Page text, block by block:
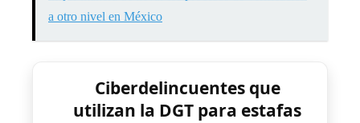
a otro nivel en México
Ciberdelincuentes que
utilizan la DGT para estafas